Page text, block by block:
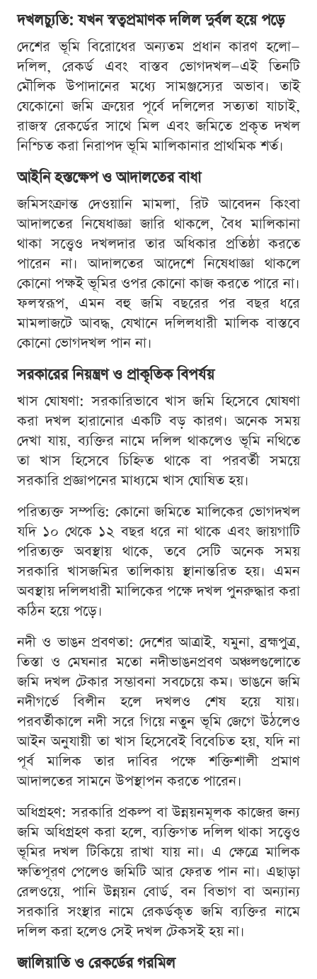
দখলচ্যুতি: যখন স্বত্বপ্রমাণক দলিল দুর্বল হয়ে পড়ে
দেশের ভূমি বিরোধের অন্যতম প্রধান কারণ হলো—
দলিল, রেকর্ড এবং বাস্তব ভোগদখল—এই তিনটি
মৌলিক উপাদানের মধ্যে সামঞ্জস্যের অভাব। তাই
যেকোনো জমি ক্রয়ের পূর্বে দলিলের সত্যতা যাচাই,
রাজস্ব রেকর্ডের সাথে মিল এবং জমিতে প্রকৃত দখল
নিশ্চিত করা নিরাপদ ভূমি মালিকানার প্রাথমিক শর্ত।
আইনি হস্তক্ষেপ ও আদালতের বাধা
জমিসংক্রান্ত দেওয়ানি মামলা, রিট আবেদন কিংবা
আদালতের নিষেধাজ্ঞা জারি থাকলে, বৈধ মালিকানা
থাকা সত্ত্বেও দখলদার তার অধিকার প্রতিষ্ঠা করতে
পারেন না। আদালতের আদেশে নিষেধাজ্ঞা থাকলে
কোনো পক্ষই ভূমির ওপর কোনো কাজ করতে পারে না।
ফলস্বরূপ, এমন বহু জমি বছরের পর বছর ধরে
মামলাজটে আবদ্ধ, যেখানে দলিলধারী মালিক বাস্তবে
কোনো ভোগদখল পান না।
সরকারের নিয়ন্ত্রণ ও প্রাকৃতিক বিপর্যয়
খাস ঘোষণা: সরকারিভাবে খাস জমি হিসেবে ঘোষণা
করা দখল হারানোর একটি বড় কারণ। অনেক সময়
দেখা যায়, ব্যক্তির নামে দলিল থাকলেও ভূমি নথিতে
তা খাস হিসেবে চিহ্নিত থাকে বা পরবর্তী সময়ে
সরকারি প্রজ্ঞাপনের মাধ্যমে খাস ঘোষিত হয়।
পরিত্যক্ত সম্পত্তি: কোনো জমিতে মালিকের ভোগদখল
যদি ১০ থেকে ১২ বছর ধরে না থাকে এবং জায়গাটি
পরিত্যক্ত অবস্থায় থাকে, তবে সেটি অনেক সময়
সরকারি খাসজমির তালিকায় স্থানান্তরিত হয়। এমন
অবস্থায় দলিলধারী মালিকের পক্ষে দখল পুনরুদ্ধার করা
কঠিন হয়ে পড়ে।
নদী ও ভাঙন প্রবণতা: দেশের আত্রাই, যমুনা, ব্রহ্মপুত্র,
তিস্তা ও মেঘনার মতো নদীভাঙনপ্রবণ অঞ্চলগুলোতে
জমি দখল টেকার সম্ভাবনা সবচেয়ে কম। ভাঙনে জমি
নদীগর্ভে বিলীন হলে দখলও শেষ হয়ে যায়।
পরবর্তীকালে নদী সরে গিয়ে নতুন ভূমি জেগে উঠলেও
আইন অনুযায়ী তা খাস হিসেবেই বিবেচিত হয়, যদি না
পূর্ব মালিক তার দাবির পক্ষে শক্তিশালী প্রমাণ
আদালতের সামনে উপস্থাপন করতে পারেন।
অধিগ্রহণ: সরকারি প্রকল্প বা উন্নয়নমূলক কাজের জন্য
জমি অধিগ্রহণ করা হলে, ব্যক্তিগত দলিল থাকা সত্ত্বেও
ভূমির দখল টিকিয়ে রাখা যায় না। এ ক্ষেত্রে মালিক
ক্ষতিপূরণ পেলেও জমিটি আর ফেরত পান না। এছাড়া
রেলওয়ে, পানি উন্নয়ন বোর্ড, বন বিভাগ বা অন্যান্য
সরকারি সংস্থার নামে রেকর্ডকৃত জমি ব্যক্তির নামে
দলিল করা হলেও সেই দখল টেকসই হয় না।
জালিয়াতি ও রেকর্ডের গরমিল